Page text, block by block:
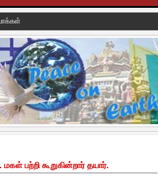
பற்றி கூறுகின்றார் தயார்.